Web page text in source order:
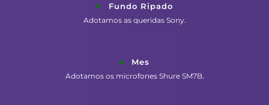
Fundo Ripado
Adotamos as queridas Sony.
Mes
Adotamos os microfones Shure SM7B.